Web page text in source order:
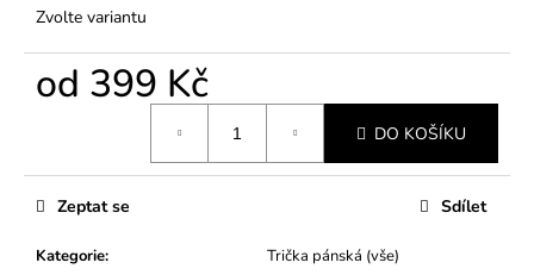
Zvolte variantu
od 399 Kč
DO KOŠÍKU
Kategorie: Trička pánská (vše)
Zeptat se Sdílet